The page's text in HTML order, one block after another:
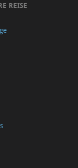
REISE